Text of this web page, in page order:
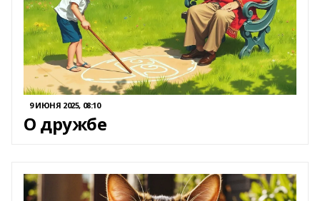
9 ИЮНЯ 2025, 08:10
О дружбе